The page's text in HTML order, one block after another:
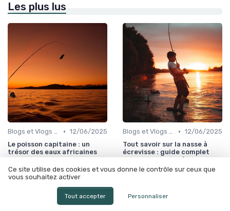
Les plus lus
Blogs et Vlogs sur la Pêche • 12/06/2025
Le poisson capitaine : un
trésor des eaux africaines
Blogs et Vlogs sur la Pêche • 12/06/2025
Tout savoir sur la nasse à
écrevisse : guide complet
pour les passionnés de pêche
Ce site utilise des cookies et vous donne le contrôle sur ceux que
vous souhaitez activer
Tout accepter Personnaliser